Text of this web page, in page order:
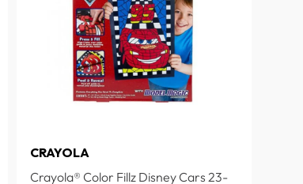
CRAYOLA
Crayola® Color Fillz Disney Cars 23-